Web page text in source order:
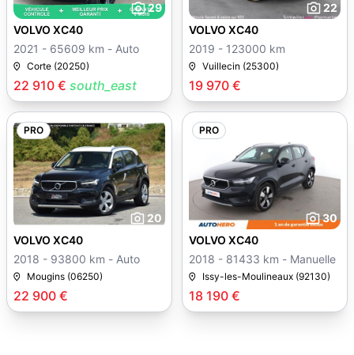
29
22 910 € south_east
VOLVO XC40
2021 - 65609 km - Auto
Corte (20250)
22
19 970 €
VOLVO XC40
2019 - 123000 km
Vuillecin (25300)
PRO
20
22 900 €
VOLVO XC40
2018 - 93800 km - Auto
Mougins (06250)
PRO
30
18 190 €
VOLVO XC40
2018 - 81433 km - Manuelle
Issy-les-Moulineaux (92130)